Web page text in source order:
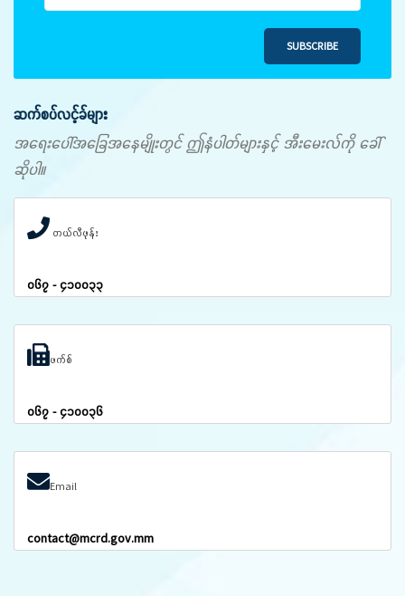
SUBSCRIBE
ဆက်စပ်လင့်ခ်များ
အရေးပေါ်အခြေအနေမျိုးတွင် ဤနံပါတ်များနှင့် အီးမေးလ်ကို ခေါ်
ဆိုပါ။
တယ်လီဖုန်း
၀၆၇ - ၄၁၀၀၃၃
ဖက်စ်
၀၆၇ - ၄၁၀၀၃၆
Email
contact@mcrd.gov.mm